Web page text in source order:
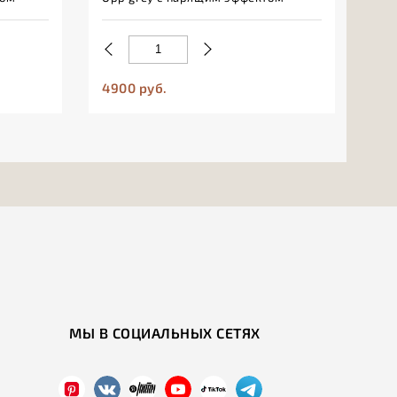
4900 руб.
МЫ В СОЦИАЛЬНЫХ СЕТЯХ